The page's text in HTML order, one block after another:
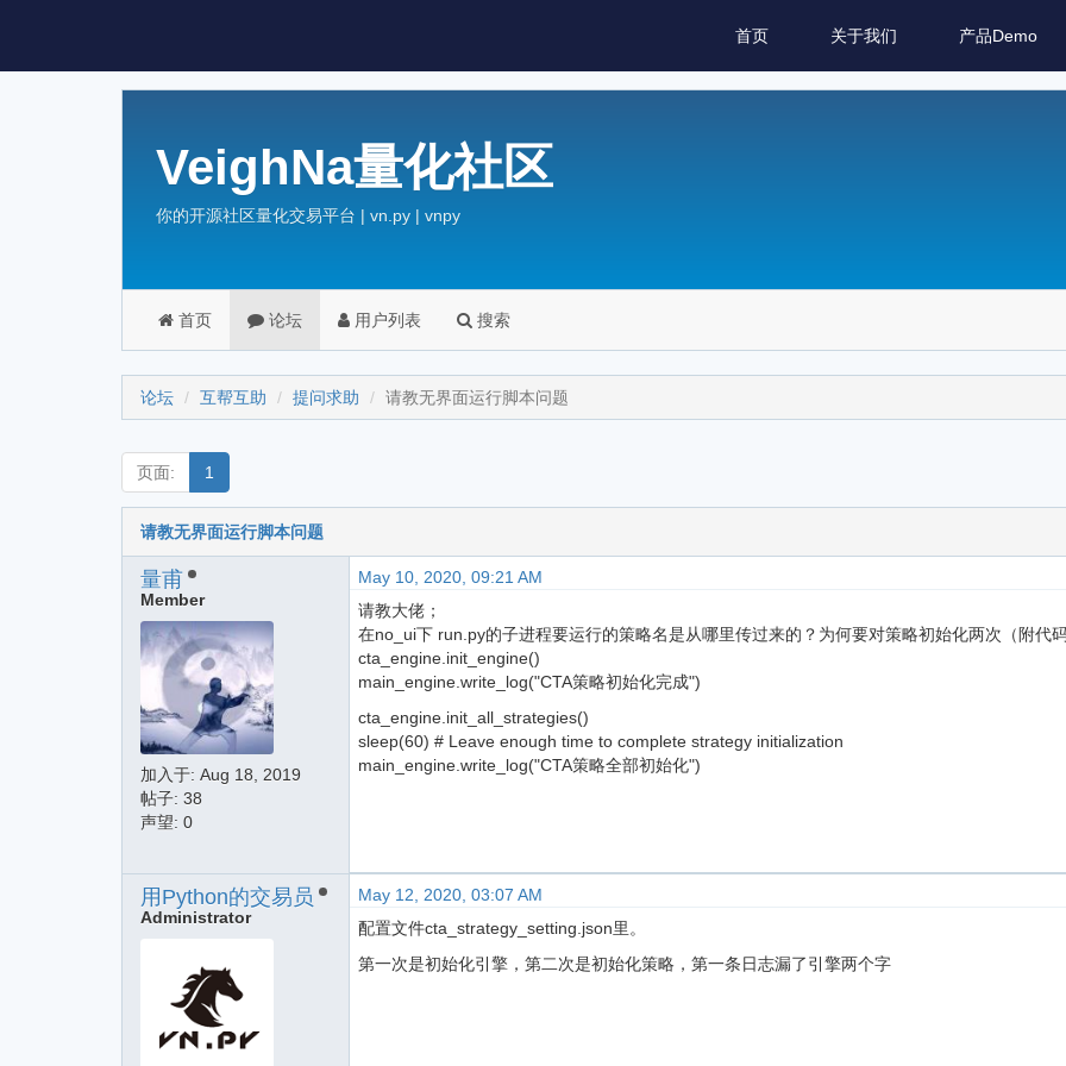
首页 关于我们 产品Demo
VeighNa量化社区
你的开源社区量化交易平台 | vn.py | vnpy
首页 论坛 用户列表 搜索
论坛 互帮互助 提问求助 请教无界面运行脚本问题
页面: 1
请教无界面运行脚本问题
量甫
Member
加入于: Aug 18, 2019
帖子: 38
声望: 0
May 10, 2020, 09:21 AM
请教大佬；
在no_ui下 run.py的子进程要运行的策略名是从哪里传过来的？为何要对策略初始化两次（附代
cta_engine.init_engine()
main_engine.write_log("CTA策略初始化完成")
cta_engine.init_all_strategies()
sleep(60) # Leave enough time to complete strategy initialization
main_engine.write_log("CTA策略全部初始化")
用Python的交易员
Administrator
May 12, 2020, 03:07 AM
配置文件cta_strategy_setting.json里。
第一次是初始化引擎，第二次是初始化策略，第一条日志漏了引擎两个字